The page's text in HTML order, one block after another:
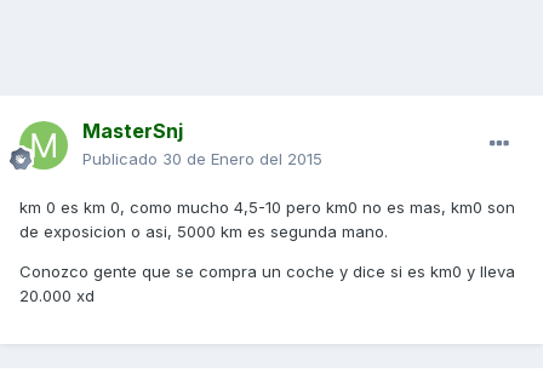
MasterSnj
Publicado 30 de Enero del 2015
km 0 es km 0, como mucho 4,5-10 pero km0 no es mas, km0 son
de exposicion o asi, 5000 km es segunda mano.
Conozco gente que se compra un coche y dice si es km0 y lleva
20.000 xd